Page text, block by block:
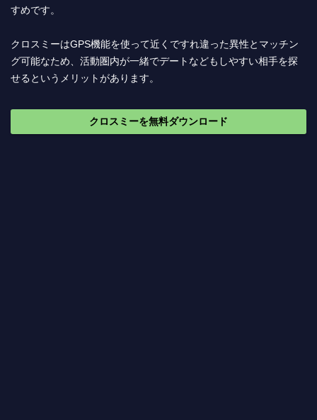
すめです。
クロスミーはGPS機能を使って近くですれ違った異性とマッチン
グ可能なため、活動圏内が一緒でデートなどもしやすい相手を探
せるというメリットがあります。
クロスミーを無料ダウンロード